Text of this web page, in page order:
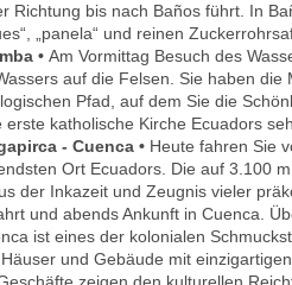
Richtung bis nach Baños führt. In
„panela“ und reinen
• Am Vormittag Besuch des
auf die Felsen. Sie haben
Pfad, auf dem Sie die
erste katholische Kirche Ecuadors
- Cuenca • Heute fahren Sie
Ort Ecuadors. Die auf 3.100
der Inkazeit und Zeugnis vieler
und abends Ankunft in Cuenca.
ist eines der kolonialen
und Gebäude mit